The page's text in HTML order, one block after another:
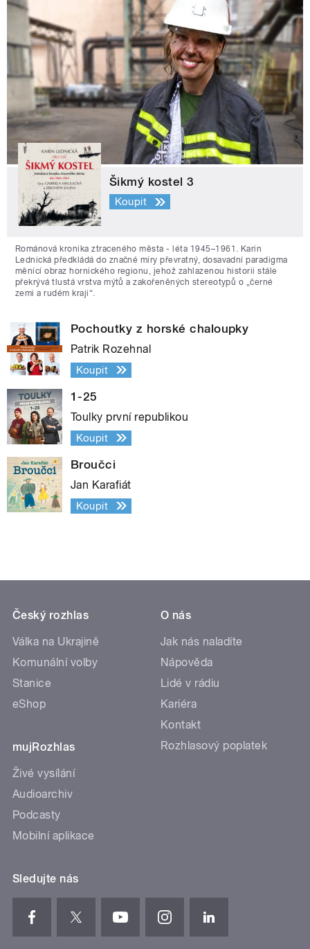
Šikmý kostel 3
Koupit
Románová kronika ztraceného města - léta 1945–1961. Karin
Lednická předkládá do značné míry převratný, dosavadní paradigma
měnící obraz hornického regionu, jehož zahlazenou historii stále
překrývá tlustá vrstva mýtů a zakořeněných stereotypů o „černé
zemi a rudém kraji“.
Pochoutky z horské chaloupky
Patrik Rozehnal
Koupit
1-25
Toulky první republikou
Koupit
Broučci
Jan Karafiát
Koupit
Český rozhlas
Válka na Ukrajině
Komunální volby
Stanice
eShop
mujRozhlas
Živé vysílání
Audioarchiv
Podcasty
Mobilní aplikace
O nás
Jak nás naladíte
Nápověda
Lidé v rádiu
Kariéra
Kontakt
Rozhlasový poplatek
Sledujte nás